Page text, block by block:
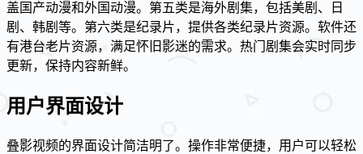
盖国产动漫和外国动漫。第五类是海外剧集，包括美剧、日
剧、韩剧等。第六类是纪录片，提供各类纪录片资源。软件还
有港台老片资源，满足怀旧影迷的需求。热门剧集会实时同步
更新，保持内容新鲜。
用户界面设计
叠影视频的界面设计简洁明了。操作非常便捷，用户可以轻松